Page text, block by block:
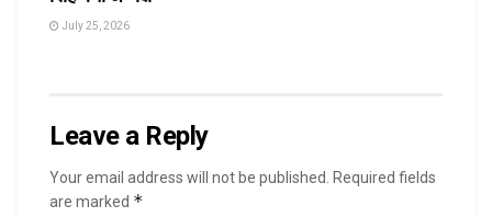
July 25, 2026
Leave a Reply
Your email address will not be published. Required fields
are marked *